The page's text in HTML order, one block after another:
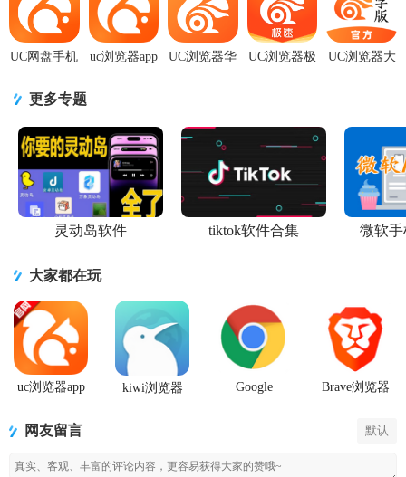
安装版
方正版
版)v2.2.2 安
卓
安卓手机
UC网盘手机
v18.9.4.1520
uc浏览器app
UC浏览器华
UC浏览器极
UC浏览器大
最新版
更多专题
灵动岛软件 tiktok软件合集 微软手
大家都在玩
uc浏览器app
kiwi浏览器
Google
Brave浏览器
网友留言 默认